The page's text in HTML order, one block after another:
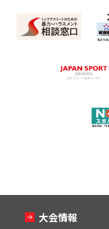
大会情報